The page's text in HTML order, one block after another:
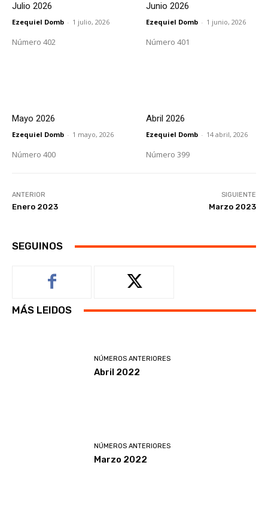
Julio 2026
Ezequiel Domb - 1 julio, 2026
Número 402
Junio 2026
Ezequiel Domb - 1 junio, 2026
Número 401
Mayo 2026
Ezequiel Domb - 1 mayo, 2026
Número 400
Abril 2026
Ezequiel Domb - 14 abril, 2026
Número 399
ANTERIOR
Enero 2023
SIGUIENTE
Marzo 2023
SEGUINOS
MÁS LEIDOS
NÚMEROS ANTERIORES
Abril 2022
NÚMEROS ANTERIORES
Marzo 2022